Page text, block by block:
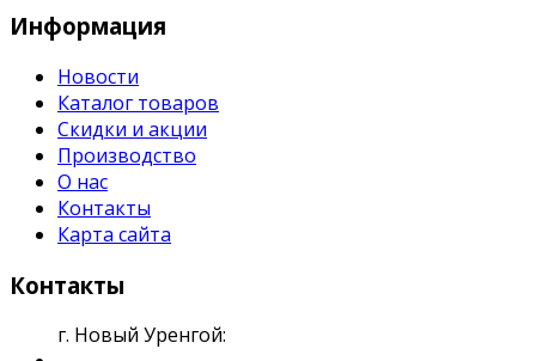
Информация
Новости
Каталог товаров
Скидки и акции
Производство
О нас
Контакты
Карта сайта
Контакты
г. Новый Уренгой: